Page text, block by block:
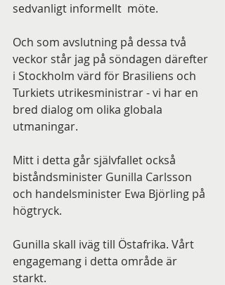
sedvanligt informellt  möte.
Och som avslutning på dessa två
veckor står jag på söndagen därefter
i Stockholm värd för Brasiliens och
Turkiets utrikesministrar - vi har en
bred dialog om olika globala
utmaningar.
Mitt i detta går självfallet också
biståndsminister Gunilla Carlsson
och handelsminister Ewa Björling på
högtryck.
Gunilla skall iväg till Östafrika. Vårt
engagemang i detta område är
starkt.